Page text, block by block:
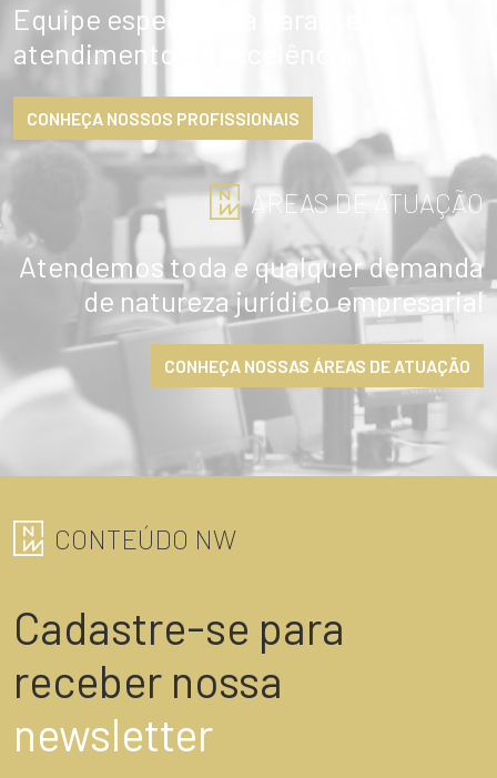
Equipe especialista garante
atendimento de excelência
CONHEÇA NOSSOS PROFISSIONAIS
ÁREAS DE ATUAÇÃO
Atendemos toda e qualquer demanda
de natureza jurídico empresarial
CONHEÇA NOSSAS ÁREAS DE ATUAÇÃO
CONTEÚDO NW
Cadastre-se para
receber nossa
newsletter
ENVIAR